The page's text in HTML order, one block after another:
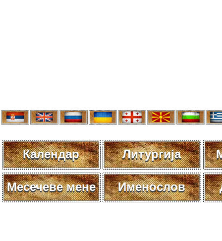
Календар Литургија
Месечеве мене Именослов